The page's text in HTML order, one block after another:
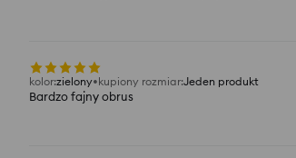
kolor:zielony kupiony rozmiar:Jeden produkt
Bardzo fajny obrus